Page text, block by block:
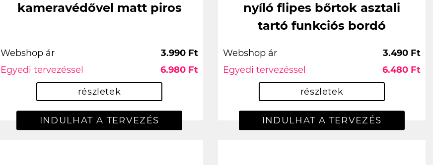
kameravédővel matt piros
Webshop ár
3.990 Ft
Egyedi tervezéssel
6.980 Ft
részletek
INDULHAT A TERVEZÉS
nyíló flipes bőrtok asztali
tartó funkciós bordó
Webshop ár
3.490 Ft
Egyedi tervezéssel
6.480 Ft
részletek
INDULHAT A TERVEZÉS